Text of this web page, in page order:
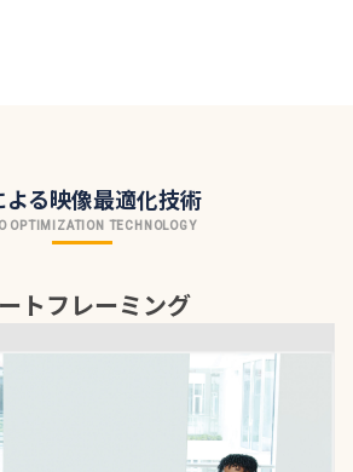
る映像最適化技術
OPTIMIZATION TECHNOLOGY
トフレーミング